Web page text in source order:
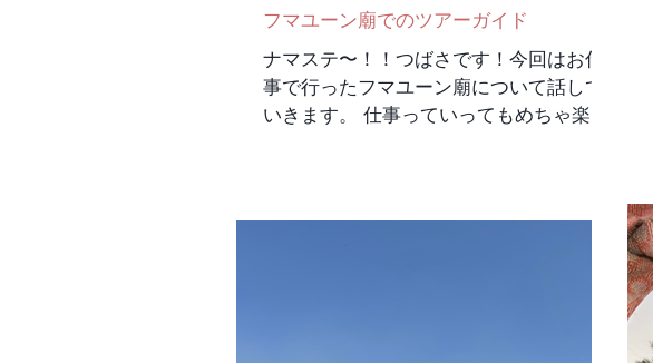
フマユーン廟でのツアーガイド
ナマステ〜！！つばさです！今回はお仕
事で行ったフマユーン廟について話して
いきます。 仕事っていってもめちゃ楽し
とシェールシャーという王様の2つの戦い